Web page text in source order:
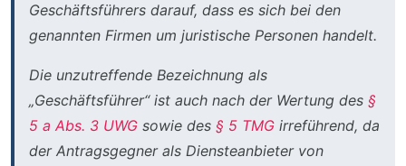
Geschäftsführers darauf, dass es sich bei den
genannten Firmen um juristische Personen handelt.
Die unzutreffende Bezeichnung als
„Geschäftsführer“ ist auch nach der Wertung des §
5 a Abs. 3 UWG sowie des § 5 TMG irreführend, da
der Antragsgegner als Diensteanbieter von